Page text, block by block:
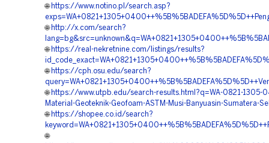
🌐 https://www.notino.pl/search.asp?
🌐 http://x.com/search?
🌐 https://real-nekretnine.com/listings/results?
🌐 https://cph.osu.edu/search?
🌐 https://www.utpb.edu/search-results.html?q=WA-0821-1305-
Material-Geoteknik-Geofoam-ASTM-Musi-Banyuasin-Sumatera-
🌐 https://shopee.co.id/search?
🌐